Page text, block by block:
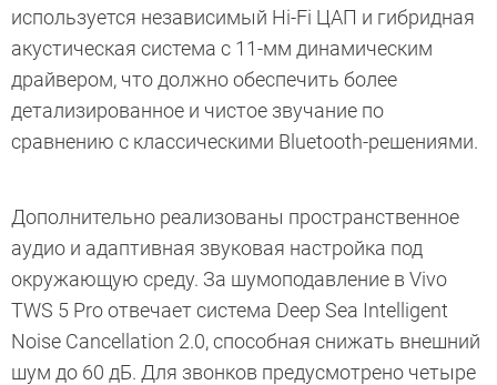
используется независимый Hi-Fi ЦАП и гибридная
акустическая система с 11-мм динамическим
драйвером, что должно обеспечить более
детализированное и чистое звучание по
сравнению с классическими Bluetooth-решениями.
Дополнительно реализованы пространственное
аудио и адаптивная звуковая настройка под
окружающую среду. За шумоподавление в Vivo
TWS 5 Pro отвечает система Deep Sea Intelligent
Noise Cancellation 2.0, способная снижать внешний
шум до 60 дБ. Для звонков предусмотрено четыре